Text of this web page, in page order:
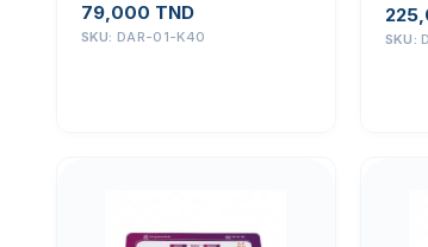
79,000 TND
SKU: DAR-01-K40 SKU: